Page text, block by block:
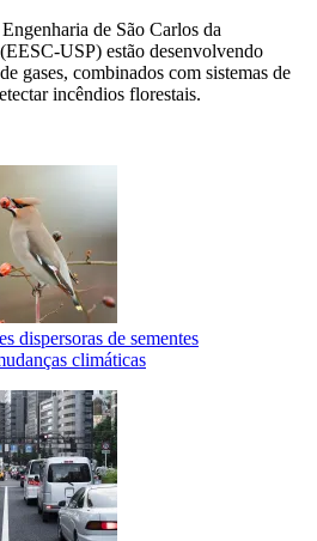
de São Carlos da
USP) estão desenvolvendo
gases, combinados com sistemas de
incêndios florestais.
dispersoras de sementes
climáticas